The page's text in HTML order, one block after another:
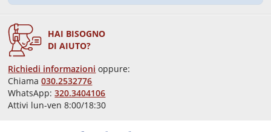
HAI BISOGNO
DI AIUTO?
Richiedi informazioni oppure:
Chiama030.2532776
WhatsApp:320.3404106
Attivi lun-ven 8:00/18:30